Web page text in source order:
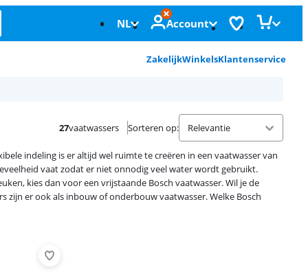
NL Account
ZakelijkWinkelsKlantenservice
27vaatwassers Sorteren op:
indeling is er altijd wel ruimte te creëren in een vaatwasser van
vaat zodat er niet onnodig veel water wordt gebruikt.
kies dan voor een vrijstaande Bosch vaatwasser. Wil je de
zijn er ook als inbouw of onderbouw vaatwasser. Welke Bosch